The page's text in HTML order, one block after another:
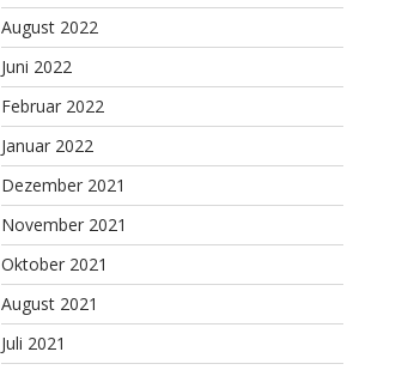
August 2022
Juni 2022
Februar 2022
Januar 2022
Dezember 2021
November 2021
Oktober 2021
August 2021
Juli 2021